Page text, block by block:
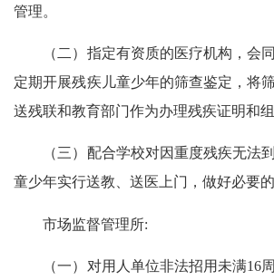
管理。
（二）指定有资质的医疗机构，会同
定期开展残疾儿童少年的筛查鉴定，将
送残联和教育部门作为办理残疾证明和
（三）配合学校对因重度残疾无法
童少年实行送教、送医上门，做好必要的
市场监督管理所:
（一）对用人单位非法招用未满16